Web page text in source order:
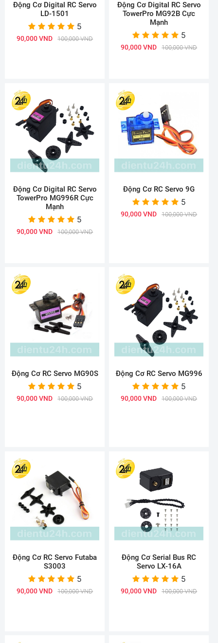
Động Cơ Digital RC Servo
LD-1501
5
90,000 VND 100,000 VND
Động Cơ Digital RC Servo
TowerPro MG92B Cực
Mạnh
5
90,000 VND 100,000 VND
Động Cơ Digital RC Servo
TowerPro MG996R Cực
Mạnh
5
90,000 VND 100,000 VND
Động Cơ RC Servo 9G
5
90,000 VND 100,000 VND
Động Cơ RC Servo MG90S
5
90,000 VND 100,000 VND
Động Cơ RC Servo MG996
5
90,000 VND 100,000 VND
Động Cơ RC Servo Futaba
S3003
5
90,000 VND 100,000 VND
Động Cơ Serial Bus RC
Servo LX-16A
5
90,000 VND 100,000 VND